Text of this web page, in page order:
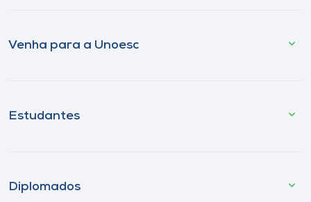
Venha para a Unoesc
Estudantes
Diplomados